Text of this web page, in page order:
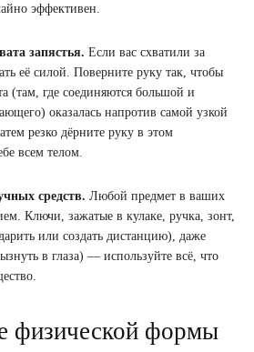
эффективен.
запястья. Если вас схватили за
её силой. Поверните руку так, чтобы
(там, где соединяются большой и
оказалась напротив самой узкой
резко дёрните руку в этом
всем телом.
средств. Любой предмет в ваших
Ключи, зажатые в кулаке, ручка, зонт,
или создать дистанцию), даже
в глаза) — используйте всё, что
физической формы